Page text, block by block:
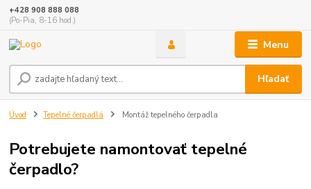
Menu
Hľadať
+428 908 888 088
(Po-Pia, 8-16 hod.)
Úvod Tepelné čerpadlá Montáž tepelného čerpadla
Potrebujete namontovať tepelné
čerpadlo?